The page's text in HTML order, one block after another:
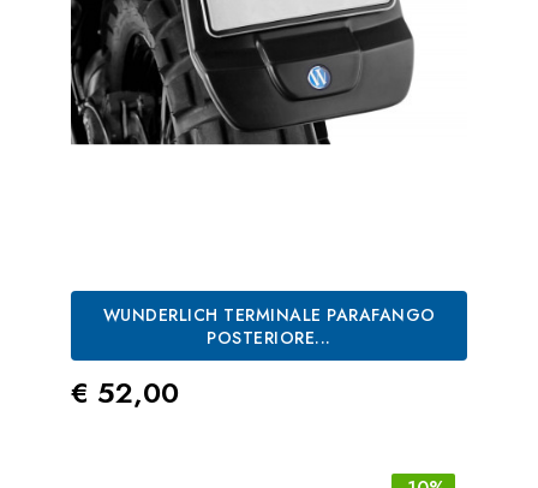
WUNDERLICH TERMINALE PARAFANGO
POSTERIORE...
Prezzo
€ 52,00